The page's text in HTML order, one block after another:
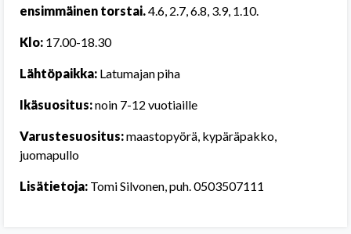
ensimmäinen torstai.4.6, 2.7, 6.8, 3.9, 1.10.
Klo: 17.00-18.30
Lähtöpaikka: Latumajan piha
Ikäsuositus:noin 7-12 vuotiaille
Varustesuositus:maastopyörä, kypäräpakko,
juomapullo
Lisätietoja: Tomi Silvonen, puh. 0503507111